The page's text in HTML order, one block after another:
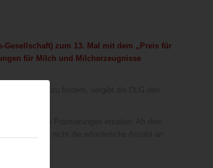
Gesellschaft) zum 13. Mal mit dem „Preis für
für Milch und Milcherzeugnisse